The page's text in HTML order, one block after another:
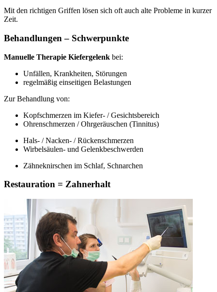
Mit den richtigen Griffen lösen sich oft auch alte Probleme in kurzer
Zeit.
Behandlungen – Schwerpunkte
Manuelle Therapie Kiefergelenk bei:
Unfällen, Krankheiten, Störungen
regelmäßig einseitigen Belastungen
Zur Behandlung von:
Kopfschmerzen im Kiefer- / Gesichtsbereich
Ohrenschmerzen / Ohrgeräuschen (Tinnitus)
Hals- / Nacken- / Rückenschmerzen
Wirbelsäulen- und Gelenkbeschwerden
Zähneknirschen im Schlaf, Schnarchen
Restauration = Zahnerhalt